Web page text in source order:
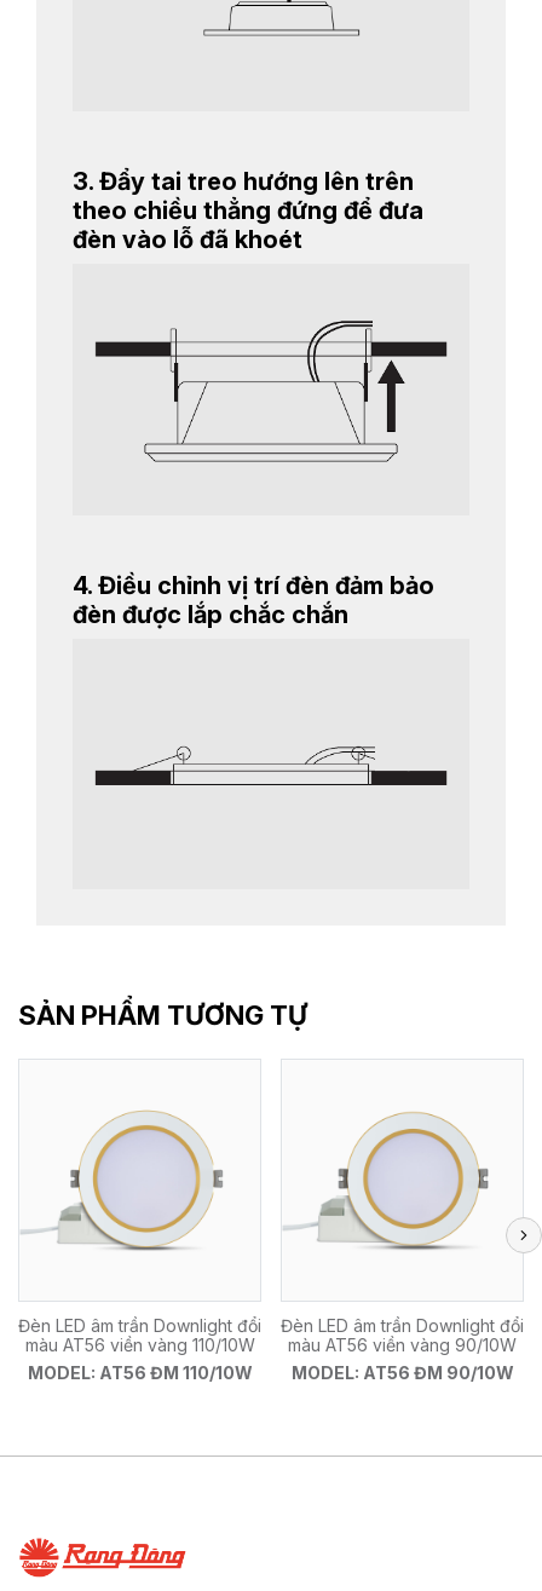
3. Đẩy tai treo hướng lên trên
theo chiều thẳng đứng để đưa
đèn vào lỗ đã khoét
4. Điều chỉnh vị trí đèn đảm bảo
đèn được lắp chắc chắn
SẢN PHẨM TƯƠNG TỰ
Đèn LED âm trần Downlight đổi
màu AT56 viền vàng 110/10W
MODEL: AT56 ĐM 110/10W
Đèn LED âm trần Downlight đổi
màu AT56 viền vàng 90/10W
MODEL: AT56 ĐM 90/10W